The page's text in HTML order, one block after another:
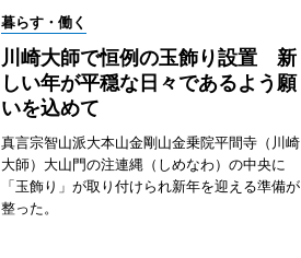
暮らす・働く
川崎大師で恒例の玉飾り設置 新
しい年が平穏な日々であるよう願
いを込めて
真言宗智山派大本山金剛山金乗院平間寺（川崎
大師）大山門の注連縄（しめなわ）の中央に
「玉飾り」が取り付けられ新年を迎える準備が
整った。